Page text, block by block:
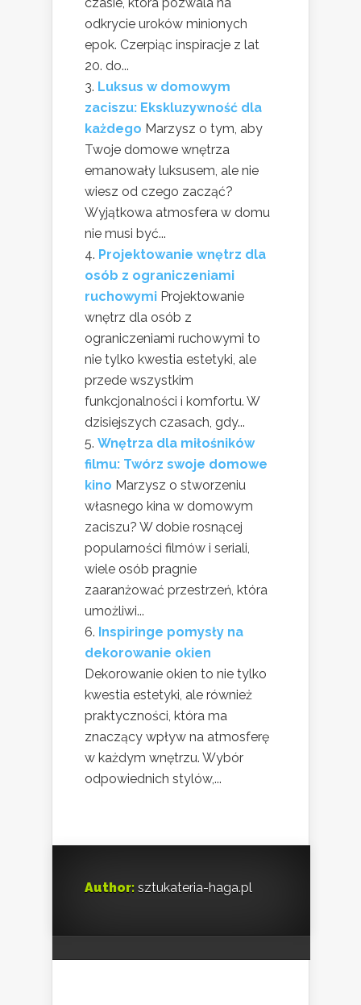
odkrycie uroków minionych
epok. Czerpiąc inspiracje z lat
20. do...
Luksus w domowym
zaciszu: Ekskluzywność dla
każdego Marzysz o tym, aby
Twoje domowe wnętrza
emanowały luksusem, ale nie
wiesz od czego zacząć?
Wyjątkowa atmosfera w domu
nie musi być...
Projektowanie wnętrz dla
osób z ograniczeniami
ruchowymi Projektowanie
wnętrz dla osób z
ograniczeniami ruchowymi to
nie tylko kwestia estetyki, ale
przede wszystkim
funkcjonalności i komfortu. W
dzisiejszych czasach, gdy...
Wnętrza dla miłośników
filmu: Twórz swoje domowe
kino Marzysz o stworzeniu
własnego kina w domowym
zaciszu? W dobie rosnącej
popularności filmów i seriali,
wiele osób pragnie
zaaranżować przestrzeń, która
umożliwi...
Inspiringe pomysły na
dekorowanie okien
Dekorowanie okien to nie tylko
kwestia estetyki, ale również
praktyczności, która ma
znaczący wpływ na atmosferę
w każdym wnętrzu. Wybór
odpowiednich stylów,...
Author: sztukateria-haga.pl